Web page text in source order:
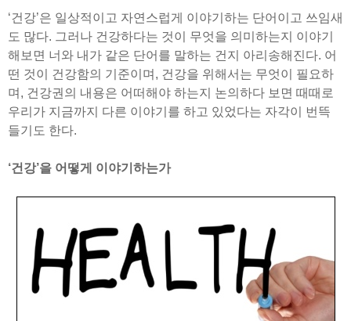
‘건강’은 일상적이고 자연스럽게 이야기하는 단어이고 쓰임새
도 많다. 그러나 건강하다는 것이 무엇을 의미하는지 이야기
해보면 너와 내가 같은 단어를 말하는 건지 아리송해진다. 어
떤 것이 건강함의 기준이며, 건강을 위해서는 무엇이 필요하
며, 건강권의 내용은 어떠해야 하는지 논의하다 보면 때때로
우리가 지금까지 다른 이야기를 하고 있었다는 자각이 번뜩
들기도 한다.
‘건강’을 어떻게 이야기하는가